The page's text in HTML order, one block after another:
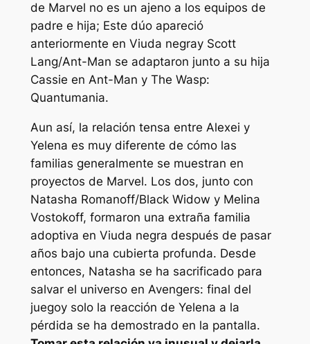
de Marvel no es un ajeno a los equipos de
padre e hija; Este dúo apareció
anteriormente en Viuda negray Scott
Lang/Ant-Man se adaptaron junto a su hija
Cassie en Ant-Man y The Wasp:
Quantumania.
Aun así, la relación tensa entre Alexei y
Yelena es muy diferente de cómo las
familias generalmente se muestran en
proyectos de Marvel. Los dos, junto con
Natasha Romanoff/Black Widow y Melina
Vostokoff, formaron una extraña familia
adoptiva en Viuda negra después de pasar
años bajo una cubierta profunda. Desde
entonces, Natasha se ha sacrificado para
salvar el universo en Avengers: final del
juegoy solo la reacción de Yelena a la
pérdida se ha demostrado en la pantalla.